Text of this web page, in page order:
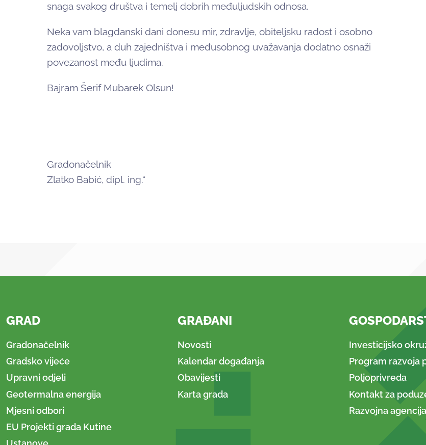
snaga svakog društva i temelj dobrih međuljudskih odnosa.
Neka vam blagdanski dani donesu mir, zdravlje, obiteljsku radost i osobno
zadovoljstvo, a duh zajedništva i međusobnog uvažavanja dodatno osnaži
povezanost među ljudima.
Bajram Šerif Mubarek Olsun!
Gradonačelnik
Zlatko Babić, dipl. ing.“
GRAD
Gradonačelnik
Gradsko vijeće
Upravni odjeli
Geotermalna energija
Mjesni odbori
EU Projekti grada Kutine
GRAĐANI
Novosti
Kalendar događanja
Obavijesti
Karta grada
Investicijsko
Program razvoja
Poljoprivreda
Kontakt za
Razvojna